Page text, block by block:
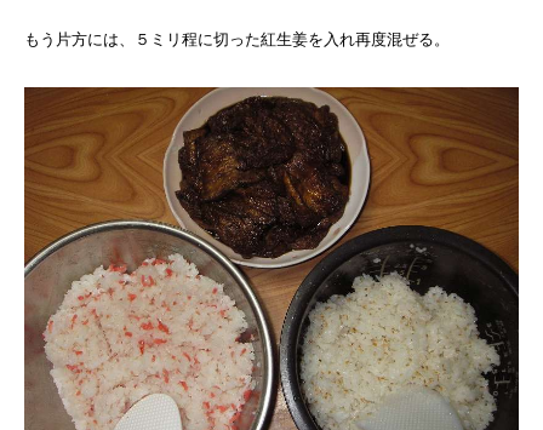
もう片方には、５ミリ程に切った紅生姜を入れ再度混ぜる。